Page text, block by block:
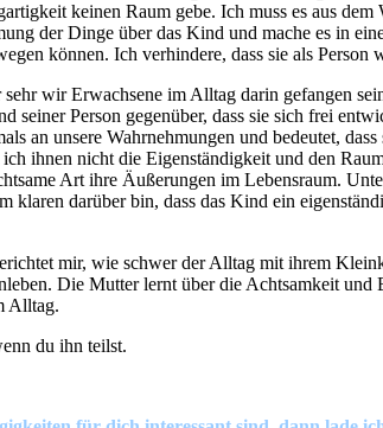
mir, wie schwer der Alltag mit ihrem
Die Mutter lernt über die Achtsamkeit
Alltag.
du ihn teilst.
für dich interessant sind, dann lade
für dich von Interesse sein:
freiraum-und-grenzen/